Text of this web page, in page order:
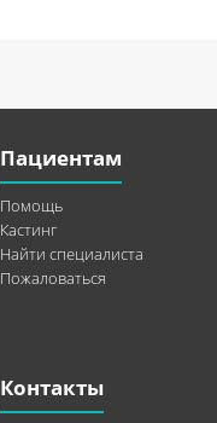
Пациентам
Помощь
Кастинг
Найти специалиста
Пожаловаться
Контакты